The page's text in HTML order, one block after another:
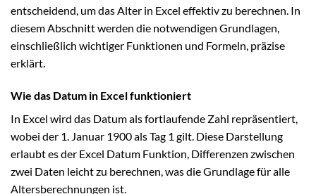
entscheidend, um das Alter in Excel effektiv zu berechnen. In
diesem Abschnitt werden die notwendigen Grundlagen,
einschließlich wichtiger Funktionen und Formeln, präzise
erklärt.
Wie das Datum in Excel funktioniert
In Excel wird das Datum als fortlaufende Zahl repräsentiert,
wobei der 1. Januar 1900 als Tag 1 gilt. Diese Darstellung
erlaubt es der Excel Datum Funktion, Differenzen zwischen
zwei Daten leicht zu berechnen, was die Grundlage für alle
Altersberechnungen ist.